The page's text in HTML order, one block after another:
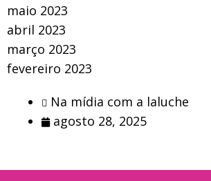
maio 2023
abril 2023
março 2023
fevereiro 2023
Na mídia com a laluche
agosto 28, 2025